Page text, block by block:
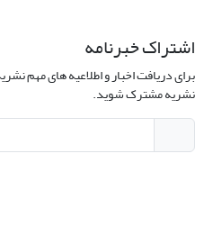
اشتراک خبرنامه
برای دریافت اخبار و اطلاعیه های مهم
نشریه مشترک شوید.